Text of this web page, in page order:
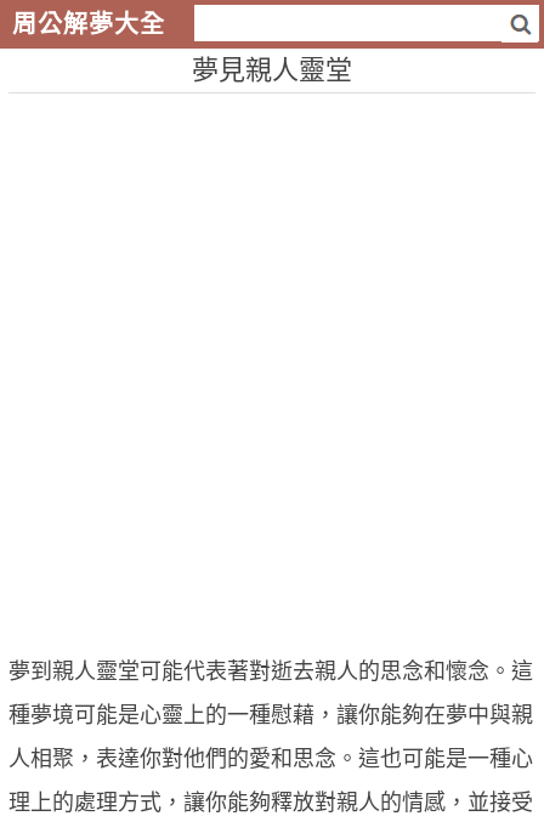
周公解夢大全
夢見親人靈堂
夢到親人靈堂可能代表著對逝去親人的思念和懷念。這
種夢境可能是心靈上的一種慰藉，讓你能夠在夢中與親
人相聚，表達你對他們的愛和思念。這也可能是一種心
理上的處理方式，讓你能夠釋放對親人的情感，並接受